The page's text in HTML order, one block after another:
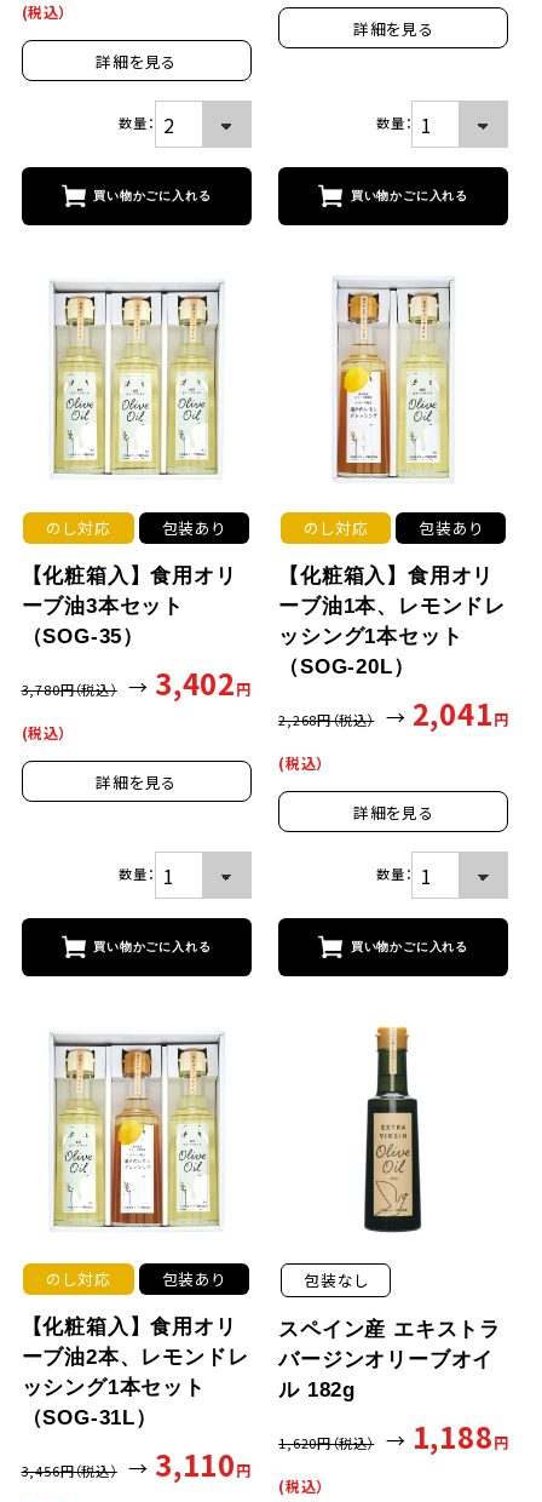
買い物かごに入れる
(税込）
詳細を見る
数量：
買い物かごに入れる
詳細を見る
数量：
のし対応 包装あり
【化粧箱入】食用オリ
ーブ油3本セット
（SOG-35）
3,780円（税込） → 3,402円
(税込）
詳細を見る
数量：
のし対応 包装あり
【化粧箱入】食用オリ
ーブ油1本、レモンドレ
ッシング1本セット
（SOG-20L）
2,268円（税込） → 2,041円
(税込）
詳細を見る
数量：
のし対応 包装あり
【化粧箱入】食用オリ
ーブ油2本、レモンドレ
ッシング1本セット
（SOG-31L）
3,456円（税込） → 3,110円
包装なし
スペイン産 エキストラ
バージンオリーブオイ
ル 182g
1,620円（税込） → 1,188円
(税込）